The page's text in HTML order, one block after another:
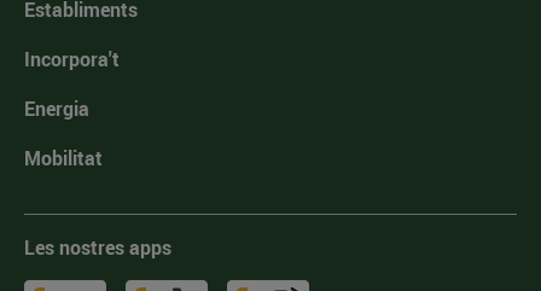
Establiments
Incorpora't
Energia
Mobilitat
Les nostres apps